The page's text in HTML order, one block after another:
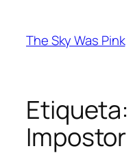
contenido
The Sky Was Pink
Etiqueta:
Impostor